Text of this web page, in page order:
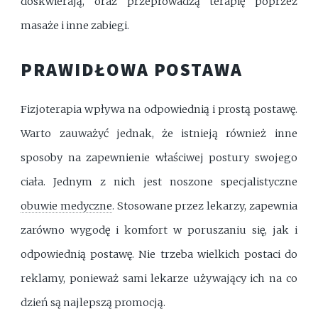
masaże i inne zabiegi.
PRAWIDŁOWA POSTAWA
Fizjoterapia wpływa na odpowiednią i prostą postawę.
Warto zauważyć jednak, że istnieją również inne
sposoby na zapewnienie właściwej postury swojego
ciała. Jednym z nich jest noszone specjalistyczne
obuwie medyczne. Stosowane przez lekarzy, zapewnia
zarówno wygodę i komfort w poruszaniu się, jak i
odpowiednią postawę. Nie trzeba wielkich postaci do
reklamy, ponieważ sami lekarze używający ich na co
dzień są najlepszą promocją.